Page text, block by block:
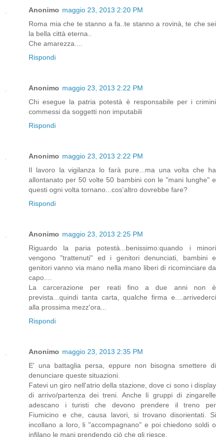
Anonimo maggio 23, 2013 2:20 PM
Roma mia che te stanno a fa..te stanno a rovinà, te che sei
la bella città eterna..
Che amarezza....
Rispondi
Anonimo maggio 23, 2013 2:22 PM
Chi esegue la patria potestà è responsabile per i crimini
commessi da soggetti non imputabili
Rispondi
Anonimo maggio 23, 2013 2:22 PM
Il lavoro la vigilanza lo farà pure...ma una volta che ha
allontanato per 50 volte 50 bambini con le "mani lunghe" e
questi ogni volta tornano...cos'altro dovrebbe fare?
Rispondi
Anonimo maggio 23, 2013 2:25 PM
Riguardo la paria potestà...benissimo:quando i minori
vengono "trattenuti" ed i genitori denunciati, bambini e
genitori vanno via mano nella mano liberi di ricominciare da
capo....
La carcerazione per reati fino a due anni non è
prevista...quindi tanta carta, qualche firma e....arrivederci
alla prossima mezz'ora...
Rispondi
Anonimo maggio 23, 2013 2:35 PM
E' una battaglia persa, eppure non bisogna smettere di
denunciare queste situazioni.
Fatevi un giro nell'atrio della stazione, dove ci sono i display
di arrivo/partenza dei treni. Anche lì gruppi di zingarelle
adescano i turisti che devono prendere il treno per
Fiumicino e che, causa lavori, si trovano disorientati. Si
incollano a loro, li "accompagnano" e poi chiedono soldi o
infilano le mani prendendo ciò che gli riesce.